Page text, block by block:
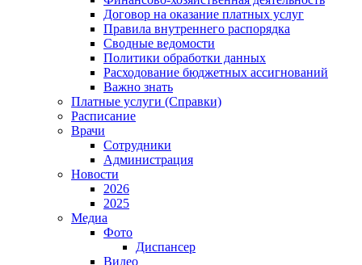
Договор на оказание платных услуг
Правила внутреннего распорядка
Сводные ведомости
Политики обработки данных
Расходование бюджетных ассигнований
Важно знать
Платные услуги (Справки)
Расписание
Врачи
Сотрудники
Администрация
Новости
2026
2025
Медиа
Фото
Диспансер
Видео